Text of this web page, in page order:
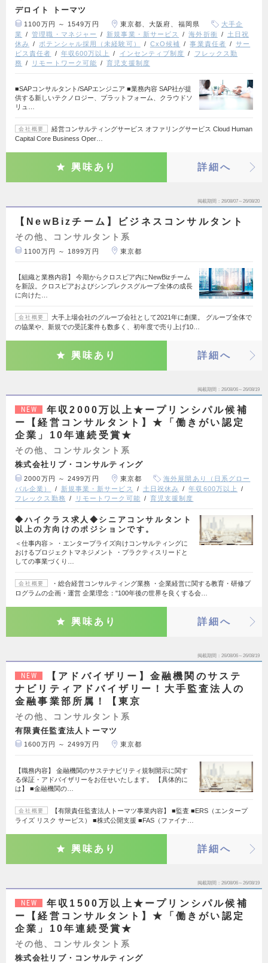
デロイト トーマツ
1100万円 ～ 1549万円 東京都、大阪府、福岡県
大手企
業
管理職・マネジャー 新規事業・新サービス 海外折衝
土日祝
休み
ポテンシャル採用（未経験可） CxO候補 事業責任者
サー
ビス責任者
年収600万以上 インセンティブ制度
フレックス勤
務
リモートワーク可能 育児支援制度
■SAPコンサルタント/SAPエンジニア ■業務内容 SAP社が提
供する新しいテクノロジー、プラットフォーム、クラウドソ
リュ…
会社概要
経営コンサルティングサービス オファリングサービス Cloud Human
Capital Core Business Oper…
興味あり 詳細へ
掲載期間 26/08/07～26/08/20
【NewBizチーム】ビジネスコンサルタント
その他、コンサルタント系
1100万円 ～ 1899万円 東京都
【組織と業務内容】 今期からクロスピア内にNewBizチーム
を新設。クロスピアおよびシンプレクスグループ全体の成長
に向けた…
会社概要
大手上場会社のグループ会社として2021年に創業。 グループ全体で
の協業や、新規での受託案件も数多く、初年度で売り上げ10…
興味あり 詳細へ
掲載期間 26/08/06～26/08/19
NEW
年収2000万以上★ープリンシパル候補
ー【経営コンサルタント】★「働きがい認定
企業」10年連続受賞★
その他、コンサルタント系
株式会社リブ・コンサルティング
2000万円 ～ 2499万円 東京都
海外展開あり（日系グロー
バル企業）
新規事業・新サービス 土日祝休み
年収600万以上
フレックス勤務
リモートワーク可能 育児支援制度
◆ハイクラス求人◆シニアコンサルタント
以上の方向けのポジションです。
＜仕事内容＞ ・エンタープライズ向けコンサルティングに
おけるプロジェクトマネジメント ・プラクティスリードと
しての事業づくり…
会社概要
・総合経営コンサルティング業務 ・企業経営に関する教育・研修プ
ログラムの企画・運営 企業理念："100年後の世界を良くする会…
興味あり 詳細へ
掲載期間 26/08/06～26/08/19
NEW
【アドバイザリー】金融機関のサステ
ナビリティアドバイザリー！大手監査法人の
金融事業部所属！【東京
その他、コンサルタント系
有限責任監査法人トーマツ
1600万円 ～ 2499万円 東京都
【職務内容】 金融機関のサステナビリティ規制開示に関す
る保証・アドバイザリーをお任せいたします。 【具体的に
は】 ■金融機関の…
会社概要
【有限責任監査法人トーマツ事業内容】 ■監査 ■ERS（エンタープ
ライズ リスク サービス） ■株式公開支援 ■FAS（ファイナ…
興味あり 詳細へ
掲載期間 26/08/06～26/08/19
NEW
年収1500万以上★ープリンシパル候補
ー【経営コンサルタント】★「働きがい認定
企業」10年連続受賞★
その他、コンサルタント系
株式会社リブ・コンサルティング